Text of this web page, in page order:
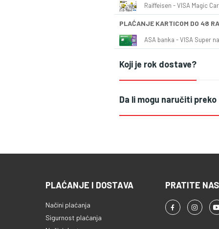
Raiffeisen - VISA Magic
PLAĆANJE KARTICOM DO 48
ASA banka - VISA Super
Koji je rok dostave?
Da li mogu naručiti
PLAĆANJE I DOSTAVA
Načini plaćanja
Sigurnost plaćanja
PRATITE NAS